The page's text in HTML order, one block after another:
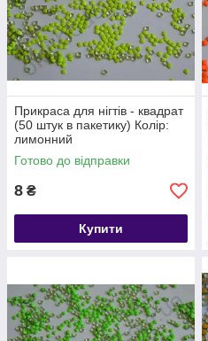
Прикраса для нігтів - квадрат
(50 штук в пакетику) Колір:
лимонний
Готово до відправки
8 ₴
Купити